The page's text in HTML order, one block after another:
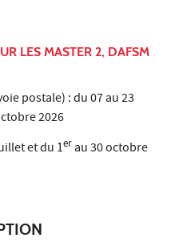
LES MASTER 2, DAFSM
postale) : du 07 au 23
2026
et du 1erau 30 octobre